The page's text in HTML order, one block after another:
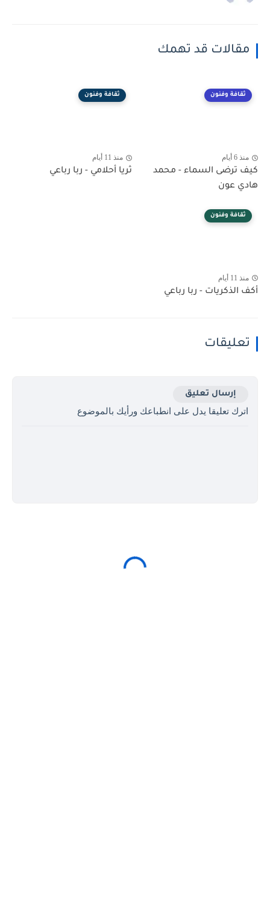
مقالات قد تهمك
ثقافة وفنون
منذ 6 أيام
كيف ترضى السماء - محمد
هادي عون
ثقافة وفنون
منذ 11 أيام
ثريا أحلامي - ربا رباعي
ثقافة وفنون
منذ 11 أيام
أكف الذكريات - ربا رباعي
تعليقات
إرسال تعليق
اترك تعليقا يدل على انطباعك ورأيك بالموضوع